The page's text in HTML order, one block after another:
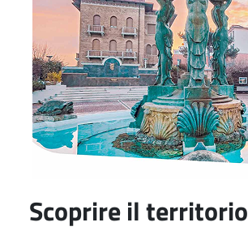
Scoprire il territorio